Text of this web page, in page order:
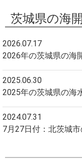
茨城県の海
2026.07.17
2026年の茨城県の海
2025.06.30
2025年の茨城県の海
2024.07.31
7月27日付：北茨城